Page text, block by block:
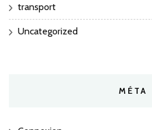
transport
Uncategorized
MÉTA